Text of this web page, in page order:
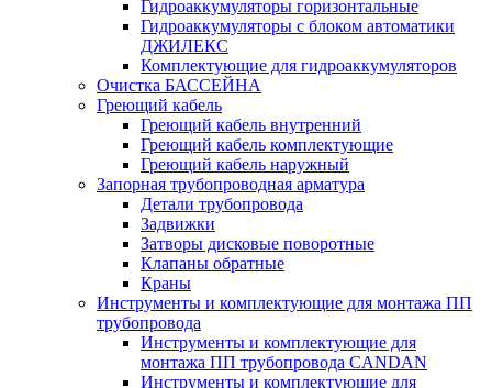
Гидроаккумуляторы горизонтальные
Гидроаккумуляторы с блоком автоматики
ДЖИЛЕКС
Комплектующие для гидроаккумуляторов
Очистка БАССЕЙНА
Греющий кабель
Греющий кабель внутренний
Греющий кабель комплектующие
Греющий кабель наружный
Запорная трубопроводная арматура
Детали трубопровода
Задвижки
Затворы дисковые поворотные
Клапаны обратные
Краны
Инструменты и комплектующие для монтажа ПП
трубопровода
Инструменты и комплектующие для
монтажа ПП трубопровода CANDAN
Инструменты и комплектующие для